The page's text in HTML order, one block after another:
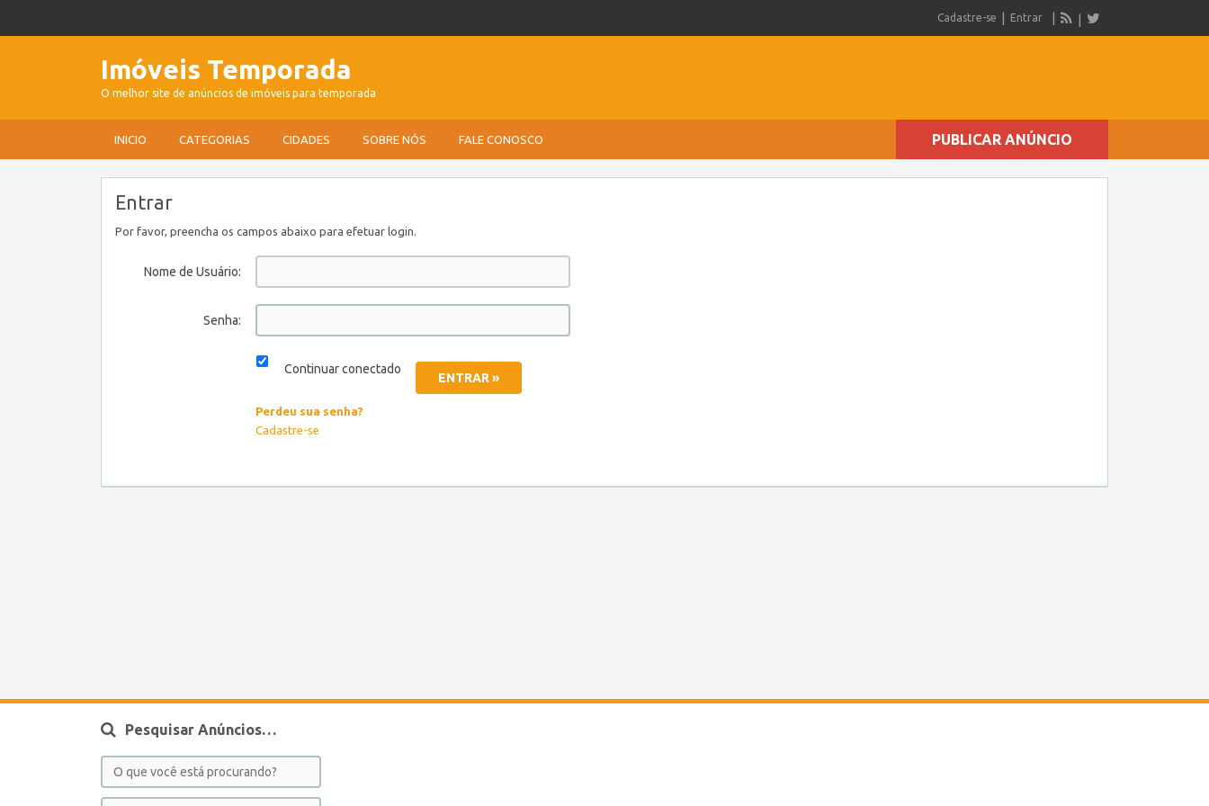
Cadastre-se Entrar
Imóveis Temporada
O melhor site de anúncios de imóveis para temporada
INICIO CATEGORIAS CIDADES SOBRE NÓS FALE CONOSCO PUBLICAR ANÚNCIO
Entrar
Por favor, preencha os campos abaixo para efetuar login.
Nome de Usuário:
Senha:
Continuar conectado
Perdeu sua senha?
Cadastre-se
Pesquisar Anúncios…